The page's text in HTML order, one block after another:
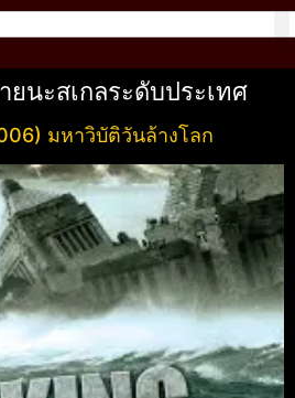
ยนะสเกลระดับประเทศ
มหาวิบัติวันล้างโลก